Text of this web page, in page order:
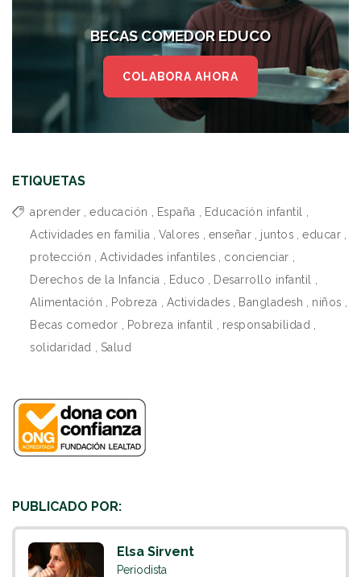
BECAS COMEDOR EDUCO
COLABORA AHORA
ETIQUETAS
aprender educación España Educación infantil
Actividades en familia
Valores enseñar juntos educar
protección
Actividades infantiles concienciar
Derechos de la Infancia
Educo Desarrollo infantil
Alimentación
Pobreza Actividades Bangladesh niños
Becas comedor
Pobreza infantil responsabilidad
solidaridad
Salud
PUBLICADO POR:
Elsa Sirvent
Periodista